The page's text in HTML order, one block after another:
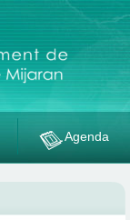
Agenda